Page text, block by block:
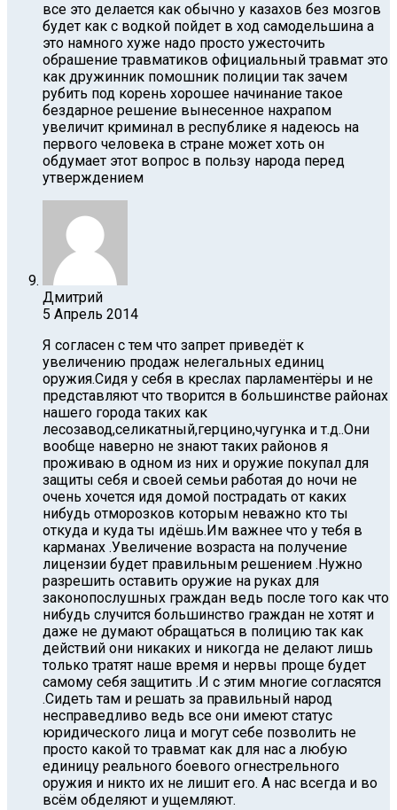
все это делается как обычно у казахов без мозгов
будет как с водкой пойдет в ход самодельшина а
это намного хуже надо просто ужесточить
обрашение травматиков официальный травмат это
как дружинник помошник полиции так зачем
рубить под корень хорошее начинание такое
бездарное решение вынесенное нахрапом
увеличит криминал в республике я надеюсь на
первого человека в стране может хоть он
обдумает этот вопрос в пользу народа перед
утверждением
Дмитрий
5 Апрель 2014
Я согласен с тем что запрет приведёт к
увеличению продаж нелегальных единиц
оружия.Сидя у себя в креслах парламентёры и не
представляют что творится в большинстве районах
нашего города таких как
лесозавод,селикатный,герцино,чугунка и т.д..Они
вообще наверно не знают таких районов я
проживаю в одном из них и оружие покупал для
защиты себя и своей семьи работая до ночи не
очень хочется идя домой пострадать от каких
нибудь отморозков которым неважно кто ты
откуда и куда ты идёшь.Им важнее что у тебя в
карманах .Увеличение возраста на получение
лицензии будет правильным решением .Нужно
разрешить оставить оружие на руках для
законопослушных граждан ведь после того как что
нибудь случится большинство граждан не хотят и
даже не думают обращаться в полицию так как
действий они никаких и никогда не делают лишь
только тратят наше время и нервы проще будет
самому себя защитить .И с этим многие согласятся
.Cидеть там и решать за правильный народ
несправедливо ведь все они имеют статус
юридического лица и могут себе позволить не
просто какой то травмат как для нас а любую
единицу реального боевого огнестрельного
оружия и никто их не лишит его. А нас всегда и во
всём обделяют и ущемляют.